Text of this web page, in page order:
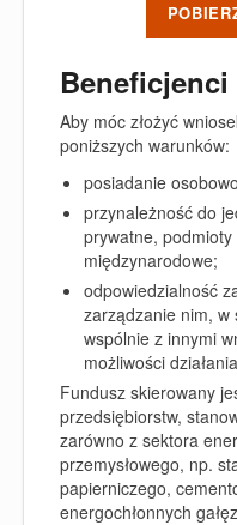
Beneficjenci
Aby móc złożyć
poniższych warunków:
posiadanie
przynależność do
prywatne,
międzynarodowe;
odpowiedzialność
zarządzanie nim, w
wspólnie z innymi
możliwości
Fundusz skierowany
przedsiębiorstw,
zarówno z sektora
przemysłowego, np.
papierniczego,
energochłonnych